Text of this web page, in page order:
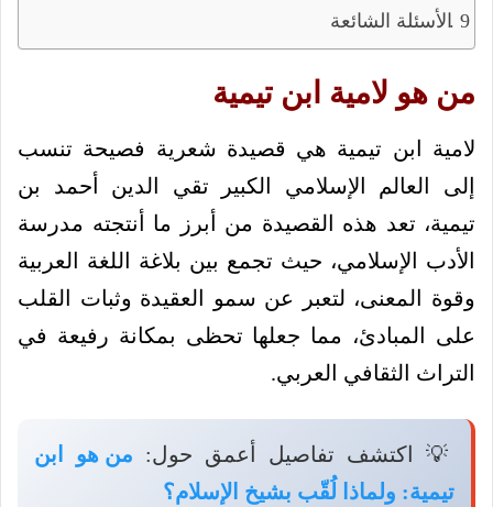
الأسئلة الشائعة
من هو لامية ابن تيمية
لامية ابن تيمية هي قصيدة شعرية فصيحة تنسب
إلى العالم الإسلامي الكبير تقي الدين أحمد بن
تيمية، تعد هذه القصيدة من أبرز ما أنتجته مدرسة
الأدب الإسلامي، حيث تجمع بين بلاغة اللغة العربية
وقوة المعنى، لتعبر عن سمو العقيدة وثبات القلب
على المبادئ، مما جعلها تحظى بمكانة رفيعة في
التراث الثقافي العربي.
💡 اكتشف تفاصيل أعمق حول: من هو ابن
تيمية: ولماذا لُقّب بشيخ الإسلام؟